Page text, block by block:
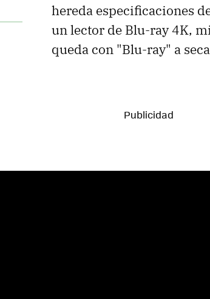
hereda especificaciones
un lector de Blu-ray 4K,
queda con "Blu-ray" a